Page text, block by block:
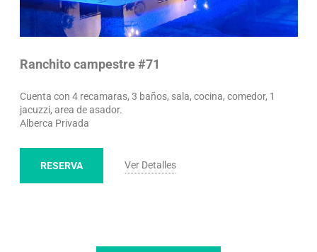
Ranchito campestre #71
Cuenta con 4 recamaras, 3 baños, sala, cocina, comedor, 1
jacuzzi, area de asador.
Alberca Privada
Ver Detalles
RESERVA